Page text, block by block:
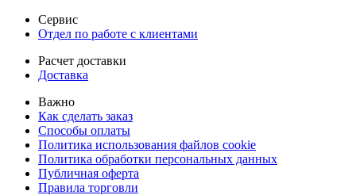
Сервис
Отдел по работе с клиентами
Расчет доставки
Доставка
Важно
Как сделать заказ
Способы оплаты
Политика использования файлов cookie
Политика обработки персональных данных
Публичная оферта
Правила торговли